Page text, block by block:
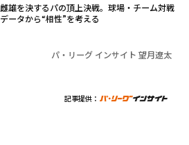
雌雄を決するパの頂上決戦。球場・チーム対戦
データから“相性”を考える
パ・リーグ インサイト 望月遼太
記事提供：